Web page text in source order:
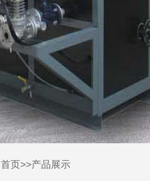
首页>>产品展示